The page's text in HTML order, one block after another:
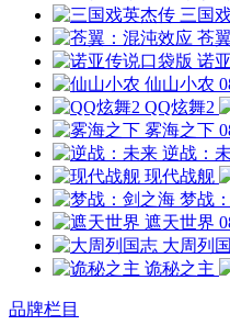
三国
苍
诺
仙山小农
QQ炫舞2
雾海之下
逆战：
现代战舰
梦战
遮天世界
大周列
诡秘之主
品牌栏目